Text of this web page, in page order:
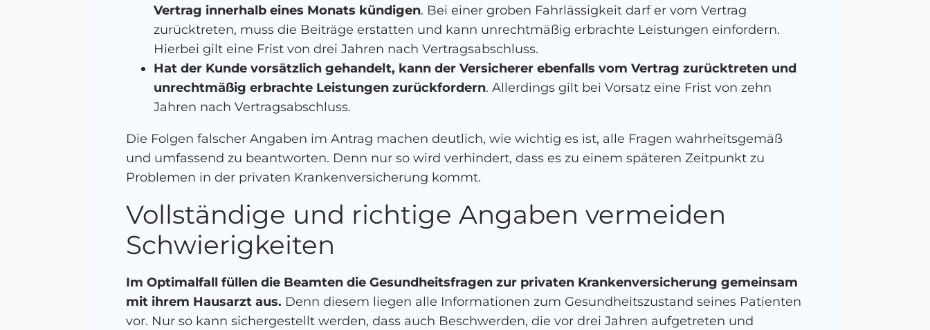
Vertrag innerhalb eines Monats kündigen. Bei einer groben Fahrlässigkeit darf er vom Vertrag
zurücktreten, muss die Beiträge erstatten und kann unrechtmäßig erbrachte Leistungen einfordern.
Hierbei gilt eine Frist von drei Jahren nach Vertragsabschluss.
Hat der Kunde vorsätzlich gehandelt, kann der Versicherer ebenfalls vom Vertrag zurücktreten und
unrechtmäßig erbrachte Leistungen zurückfordern. Allerdings gilt bei Vorsatz eine Frist von zehn
Jahren nach Vertragsabschluss.
Die Folgen falscher Angaben im Antrag machen deutlich, wie wichtig es ist, alle Fragen wahrheitsgemäß
und umfassend zu beantworten. Denn nur so wird verhindert, dass es zu einem späteren Zeitpunkt zu
Problemen in der privaten Krankenversicherung kommt.
Vollständige und richtige Angaben vermeiden
Schwierigkeiten
Im Optimalfall füllen die Beamten die Gesundheitsfragen zur privaten Krankenversicherung gemeinsam
mit ihrem Hausarzt aus. Denn diesem liegen alle Informationen zum Gesundheitszustand seines Patienten
vor. Nur so kann sichergestellt werden, dass auch Beschwerden, die vor drei Jahren aufgetreten und